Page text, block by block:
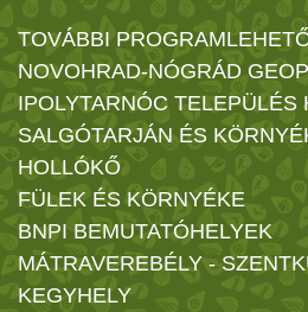
TOVÁBBI
NOVOHRAD-NÓGRÁD
IPOLYTARNÓC TELEPÜLÉS
SALGÓTARJÁN ÉS
HOLLÓKŐ
FÜLEK ÉS KÖRNYÉKE
BNPI BEMUTATÓHELYEK
MÁTRAVEREBÉLY -
KEGYHELY